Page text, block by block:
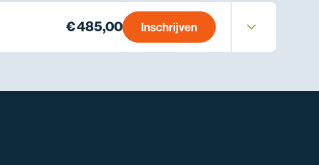
€ 485,00 Inschrijven